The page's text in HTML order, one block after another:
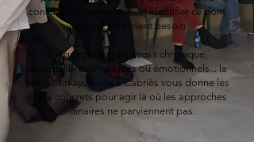
constitution naturelle — et identifier ce dont
vous avez vraiment besoin.
Fatigue profonde, stress chronique,
déséquilibres physiques ou émotionnels... la
formation ayurvéda à Cabriès vous donne les
outils concrets pour agir là où les approches
ordinaires ne parviennent pas.